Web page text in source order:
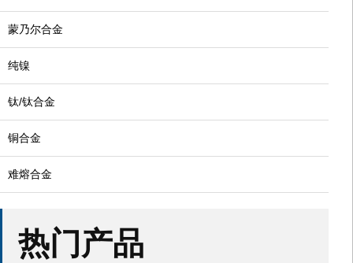
蒙乃尔合金
纯镍
钛/钛合金
铜合金
难熔合金
热门产品